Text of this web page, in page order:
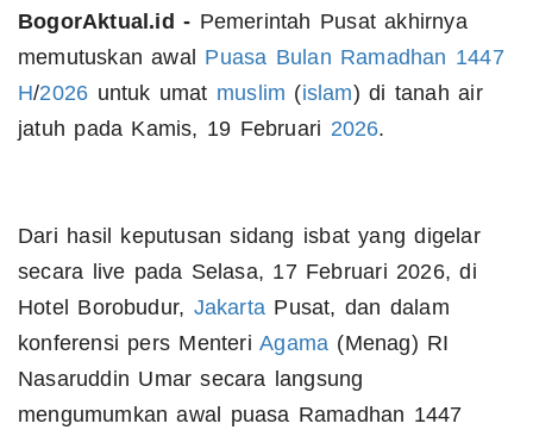
BogorAktual.id - Pemerintah Pusat akhirnya
memutuskan awal Puasa Bulan Ramadhan 1447
H/2026 untuk umat muslim (islam) di tanah air
jatuh pada Kamis, 19 Februari 2026.
Dari hasil keputusan sidang isbat yang digelar
secara live pada Selasa, 17 Februari 2026, di
Hotel Borobudur, Jakarta Pusat, dan dalam
konferensi pers MenteriAgama (Menag) RI
Nasaruddin Umar secara langsung
mengumumkan awal puasa Ramadhan 1447